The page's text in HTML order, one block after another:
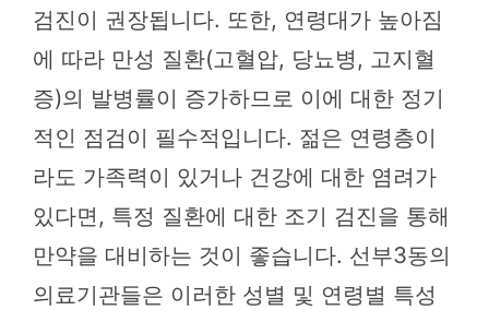
검진이 권장됩니다. 또한, 연령대가 높아짐
에 따라 만성 질환(고혈압, 당뇨병, 고지혈
증)의 발병률이 증가하므로 이에 대한 정기
적인 점검이 필수적입니다. 젊은 연령층이
라도 가족력이 있거나 건강에 대한 염려가
있다면, 특정 질환에 대한 조기 검진을 통해
만약을 대비하는 것이 좋습니다. 선부3동의
의료기관들은 이러한 성별 및 연령별 특성